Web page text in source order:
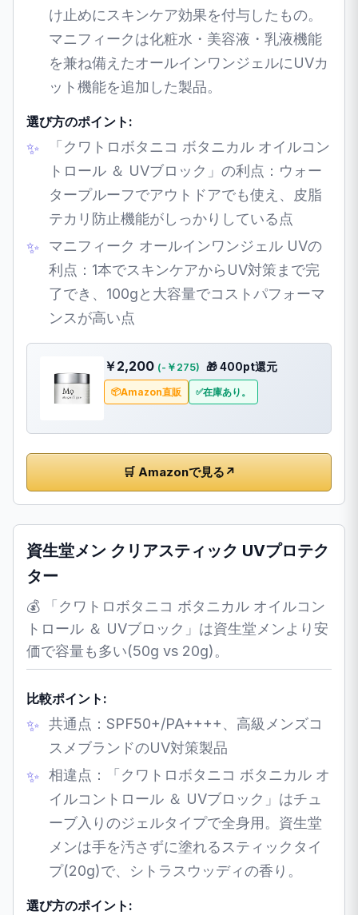
け止めにスキンケア効果を付与したもの。
マニフィークは化粧水・美容液・乳液機能
を兼ね備えたオールインワンジェルにUVカ
ット機能を追加した製品。
選び方のポイント:
「クワトロボタニコ ボタニカル オイルコン
トロール ＆ UVブロック」の利点：ウォー
タープルーフでアウトドアでも使え、皮脂
テカリ防止機能がしっかりしている点
マニフィーク オールインワンジェル UVの
利点：1本でスキンケアからUV対策まで完
了でき、100gと大容量でコストパフォーマ
ンスが高い点
￥2,200 (-￥275) 🎁 400pt還元
Amazon直販 在庫あり。
🛒 Amazonで見る ↗
資生堂メン クリアスティック UVプロテク
ター
💰 「クワトロボタニコ ボタニカル オイルコン
トロール ＆ UVブロック」は資生堂メンより安
価で容量も多い(50g vs 20g)。
比較ポイント:
共通点：SPF50+/PA++++、高級メンズコ
スメブランドのUV対策製品
相違点：「クワトロボタニコ ボタニカル オ
イルコントロール ＆ UVブロック」はチュ
ーブ入りのジェルタイプで全身用。資生堂
メンは手を汚さずに塗れるスティックタイ
プ(20g)で、シトラスウッディの香り。
選び方のポイント: